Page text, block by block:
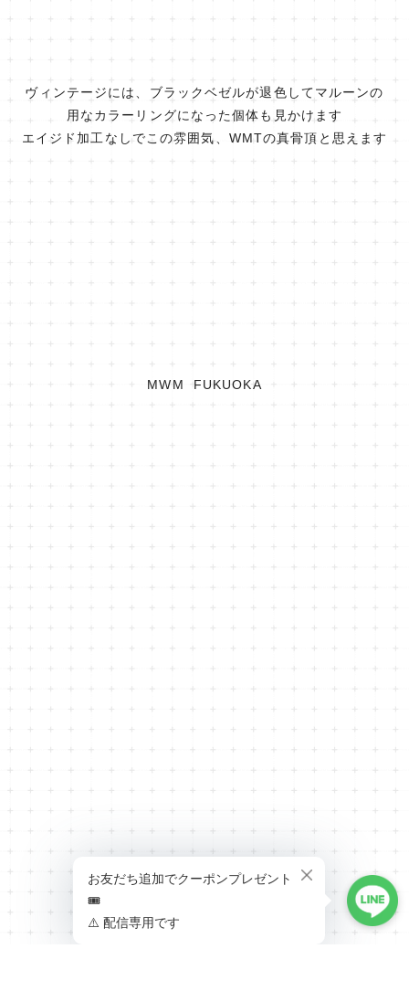
ヴィンテージには、ブラックベゼルが退色してマルーンの
用なカラーリングになった個体も見かけます
エイジド加工なしでこの雰囲気、WMTの真骨頂と思えます
MWM FUKUOKA